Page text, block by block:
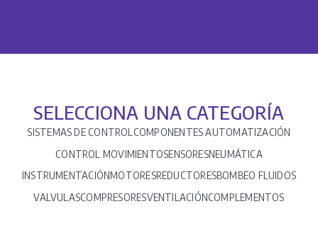
SELECCIONA UNA CATEGORÍA
SISTEMAS DE CONTROLCOMPONENTES AUTOMATIZACIÓN
CONTROL MOVIMIENTOSENSORESNEUMÁTICA
INSTRUMENTACIÓNMOTORESREDUCTORESBOMBEO FLUIDOS​
VALVULASCOMPRESORESVENTILACIÓNCOMPLEMENTOS